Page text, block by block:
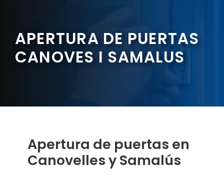
APERTURA DE PUERTAS
CANOVES I SAMALUS
Apertura de puertas en
Canovelles y Samalús